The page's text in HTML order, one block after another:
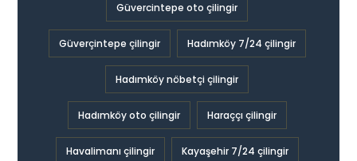
Güvercintepe oto çilingir
Güverçintepe çilingir Hadımköy 7/24 çilingir
Hadımköy nöbetçi çilingir
Hadımköy oto çilingir Haraççı çilingir
Havalimanı çilingir Kayaşehir 7/24 çilingir